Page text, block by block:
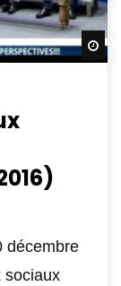
décembre
sociaux